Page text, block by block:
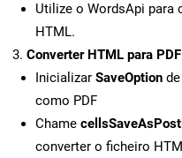
Utilize o WordsApi para
HTML.
Converter HTML para
Inicializar SaveOption
como PDF
Chame
converter o ficheiro